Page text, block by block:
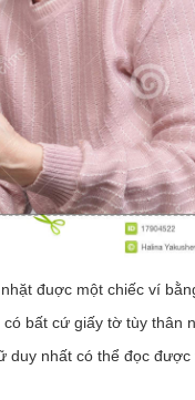
đuợc một chiếc ví
bất cứ giấy tờ tùy thân
duy nhất có thể đọc